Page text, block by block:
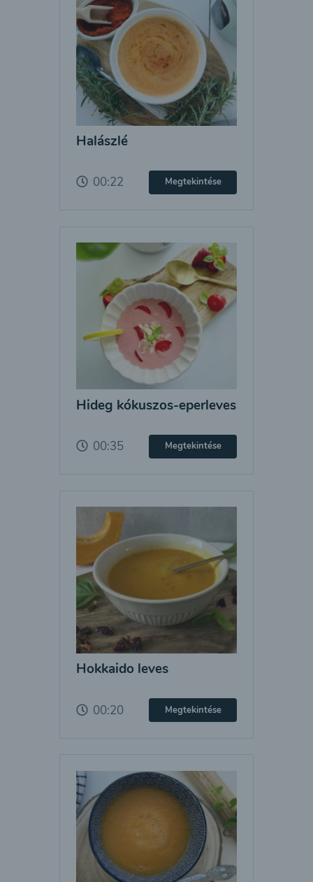
Halászlé
00:22 Megtekintése
Hideg kókuszos-eperleves
00:35 Megtekintése
Hokkaido leves
00:20 Megtekintése